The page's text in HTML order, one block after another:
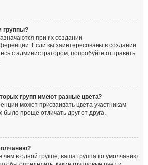
группы?
при их создании
Если вы заинтересованы в создании
с администратором; попробуйте отправить
групп имеют разные цвета?
может присваивать цвета участникам
было проще отличать друг от друга.
чем в одной группе, ваша группа по умолчанию